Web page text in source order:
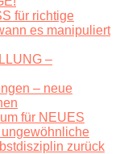
für richtige
es manipuliert
–
– neue
für NEUES
zurück